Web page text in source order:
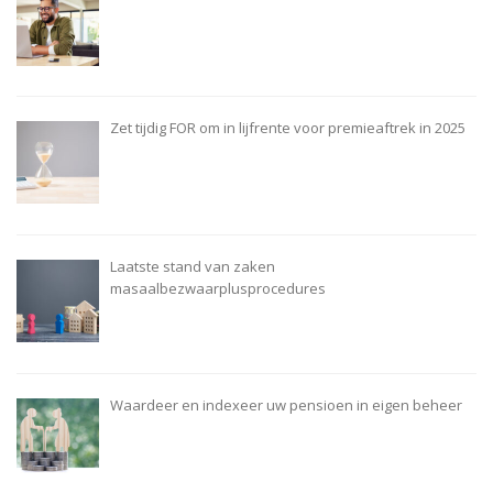
Zet tijdig FOR om in lijfrente voor premieaftrek in 2025
Laatste stand van zaken
masaalbezwaarplusprocedures
Waardeer en indexeer uw pensioen in eigen beheer